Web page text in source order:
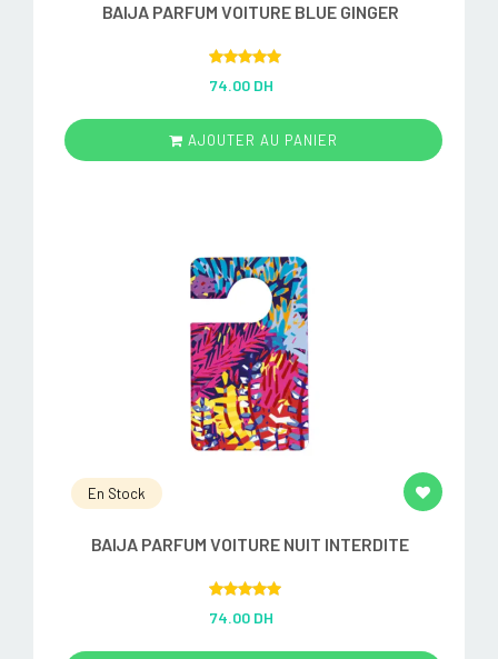
BAIJA PARFUM VOITURE BLUE GINGER
out of 5
74.00 DH
AJOUTER AU PANIER
En Stock
BAIJA PARFUM VOITURE NUIT INTERDITE
out of 5
74.00 DH